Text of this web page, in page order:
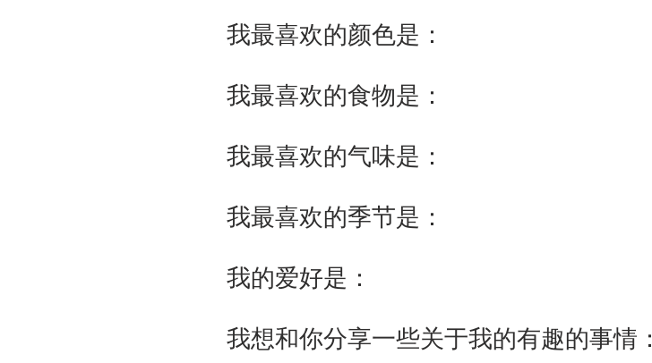
我最喜欢的颜色是：
我最喜欢的食物是：
我最喜欢的气味是：
我最喜欢的季节是：
我的爱好是：
我想和你分享一些关于我的有趣的事情：